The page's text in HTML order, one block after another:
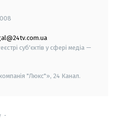
суб'єктів у сфері медіа —
"Люкс"», 24 Канал.
-